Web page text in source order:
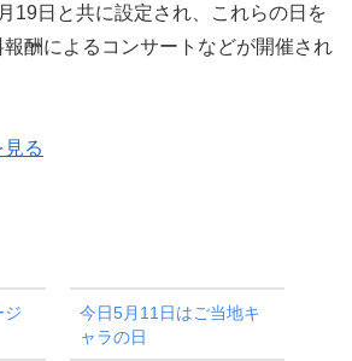
19日と共に設定され、これらの日を
酬によるコンサートなどが開催され
る
ジ
今日5月11日はご当地キ
ャラの日